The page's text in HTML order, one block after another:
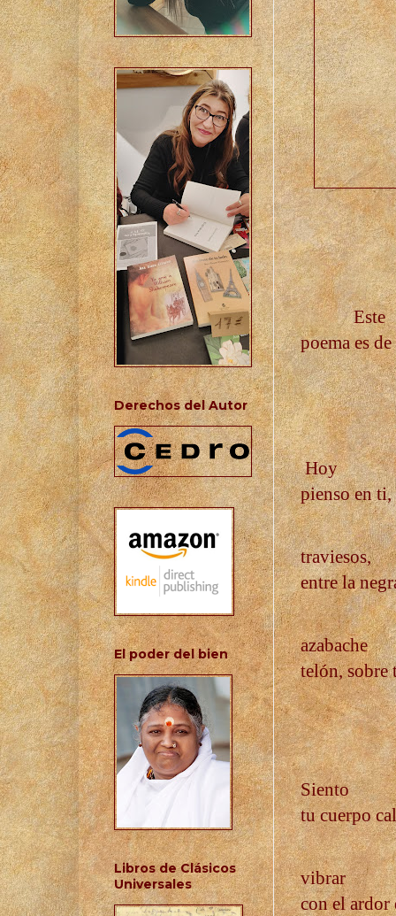
Este
poema es
Hoy
pienso en ti,
traviesos,
entre la
azabache
telón, sobre
Siento
tu cuerpo
vibrar
con el ardor
Derechos del Autor
El poder del bien
Libros de Clásicos
Universales